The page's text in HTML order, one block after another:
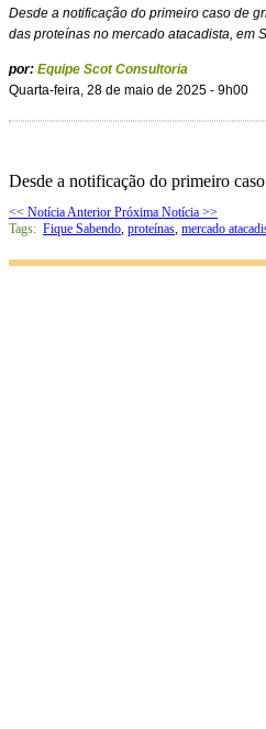
Desde a notificação do primeiro caso de
das proteínas no mercado atacadista, em
por: Equipe Scot Consultoria
Quarta-feira, 28 de maio de 2025 - 9h00
Desde a notificação do primeiro
<< Notícia Anterior Próxima Notícia >>
Tags: Fique Sabendo, proteínas, mercado